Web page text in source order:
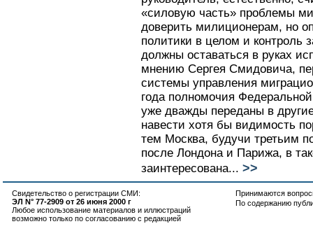
«силовую часть» проблемы
доверить милиционерам, но
политики в целом и контроль
должны оставаться в руках
мнению Сергея Смидовича,
системы управления
года полномочия
уже дважды переданы в
навести хотя бы видимость
тем Москва, будучи третьим
после Лондона и Парижа, в
заинтересована... >>
Свидетельство о регистрации СМИ:
ЭЛ N° 77-2909 от 26 июня 2000 г
Любое использование материалов и иллюстраций
возможно только по согласованию с редакцией
Принимаются
По содержанию